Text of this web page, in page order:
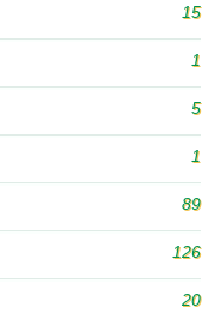
15
1
5
1
89
126
20